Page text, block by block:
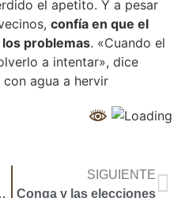
el apetito. Y a pesar
confía en que el
problemas. «Cuando el
a intentar», dice
agua a hervir
SIGUIENTE
Conga y las elecciones